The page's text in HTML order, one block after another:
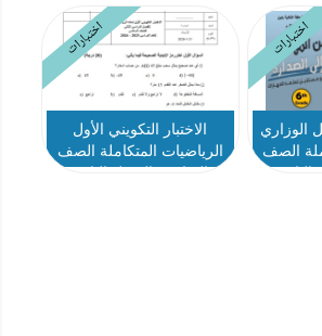
الفصل الثاني
اختبارات
الوزاري
الصف
اختبارات
الاختبار التكويني الأول
الرياضيات المتكاملة الصف